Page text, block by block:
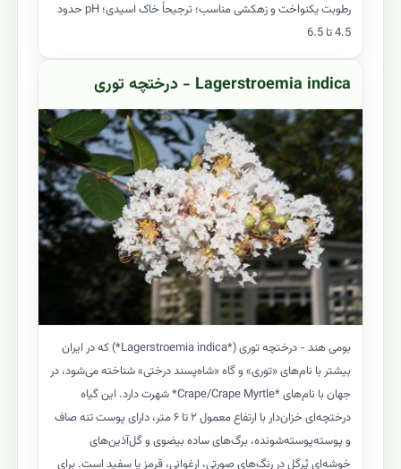
رطوبت یکنواخت و زهکشی مناسب؛ ترجیحاً خاک اسیدی؛ pH حدود
4.5 تا 6.5
Lagerstroemia indica - درختچه توری
بومی هند - درختچه توری (*Lagerstroemia indica*) که در ایران
بیشتر با نام‌های «توری» و گاه «شاه‌پسند درختی» شناخته می‌شود، در
جهان با نام‌های *Crape/Crape Myrtle* شهرت دارد. این گیاه
درختچه‌ای خزان‌دار با ارتفاع معمول ۲ تا ۶ متر، دارای پوست تنه صاف
و پوسته‌پوسته‌شونده، برگ‌های ساده بیضوی و گل‌آذین‌های
خوشه‌ایِ پُرگل در رنگ‌های صورتی، ارغوانی، قرمز یا سفید است. برای